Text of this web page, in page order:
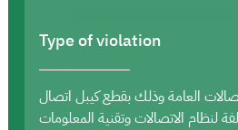
Type of violation
العامة وذلك بقطع كيبل اتصال
لنظام الاتصالات وتقنية المعلومات